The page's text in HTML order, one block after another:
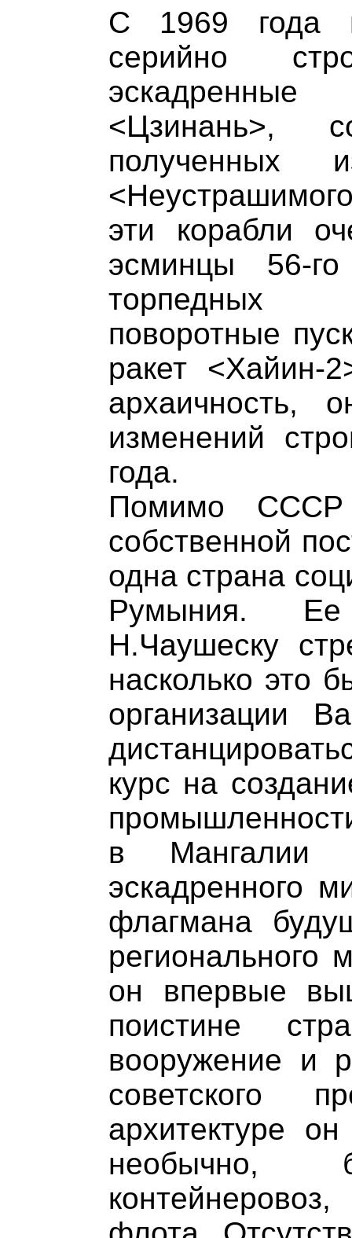
С 1969 года
серийно
<Цзинань>,
полученных
эти корабли
эсминцы 56-
торпедных
поворотные
ракет <Хайин-
архаичность,
изменений
года.
Помимо
собственной
одна страна
Румыния.
Н.Чаушеску
насколько это
организации
курс на
в Мангалии
эскадренного
флагмана
регионального
он впервые
поистине
вооружение и
советского
архитектуре
необычно,